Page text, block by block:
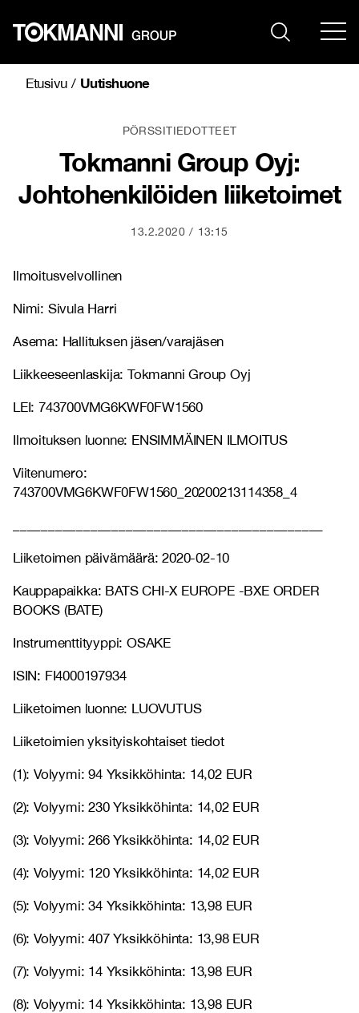
sisältöön
Etusivu/ Uutishuone
PÖRSSITIEDOTTEET
Tokmanni Group Oyj:
Johtohenkilöiden liiketoimet
13.2.2020 13:15
Ilmoitusvelvollinen
Nimi: Sivula Harri
Asema: Hallituksen jäsen/varajäsen
Liikkeeseenlaskija: Tokmanni Group Oyj
LEI: 743700VMG6KWF0FW1560
Ilmoituksen luonne: ENSIMMÄINEN ILMOITUS
Viitenumero:
743700VMG6KWF0FW1560_20200213114358_4
Liiketoimen päivämäärä: 2020-02-10
Kauppapaikka: BATS CHI-X EUROPE -BXE ORDER
BOOKS (BATE)
Instrumenttityyppi: OSAKE
ISIN: FI4000197934
Liiketoimen luonne: LUOVUTUS
Liiketoimien yksityiskohtaiset tiedot
(1): Volyymi: 94 Yksikköhinta: 14,02 EUR
(2): Volyymi: 230 Yksikköhinta: 14,02 EUR
(3): Volyymi: 266 Yksikköhinta: 14,02 EUR
(4): Volyymi: 120 Yksikköhinta: 14,02 EUR
(5): Volyymi: 34 Yksikköhinta: 13,98 EUR
(6): Volyymi: 407 Yksikköhinta: 13,98 EUR
(7): Volyymi: 14 Yksikköhinta: 13,98 EUR
(8): Volyymi: 14 Yksikköhinta: 13,98 EUR